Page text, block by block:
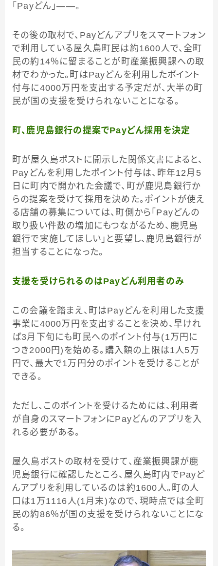
「Payどん」――。
その後の取材で、Payどんアプリをスマートフォン
で利用している屋久島町民は約1600人で、全町
民の約14％に留まることが町産業振興課への取
材でわかった。町はPayどんを利用したポイント
付与に4000万円を支出する予定だが、大半の町
民が国の支援を受けられないことになる。
町、鹿児島銀行の提案でPayどん採用を決定
町が屋久島ポストに開示した関係文書によると、
Payどんを利用したポイント付与は、昨年12月5
日に町内で開かれた会議で、町が鹿児島銀行か
らの提案を受けて採用を決めた。ポイントが使え
る店舗の募集については、町側から「Payどんの
取り扱い件数の増加にもつながるため、鹿児島
銀行で実施してほしい」と要望し、鹿児島銀行が
担当することになった。
支援を受けられるのはPayどん利用者のみ
この会議を踏まえ、町はPayどんを利用した支援
事業に4000万円を支出することを決め、早けれ
ば3月下旬にも町民へのポイント付与(1万円に
つき2000円)を始める。購入額の上限は1人5万
円で、最大で1万円分のポイントを受けることが
できる。
ただし、このポイントを受けるためには、利用者
が自身のスマートフォンにPayどんのアプリを入
れる必要がある。
屋久島ポストの取材を受けて、産業振興課が鹿
児島銀行に確認したところ、屋久島町内でPayど
んアプリを利用しているのは約1600人。町の人
口は1万1116人(1月末)なので、現時点では全町
民の約86％が国の支援を受けられないことにな
る。